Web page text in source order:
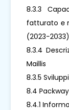
8.3.3
fatturato e
(2023-2033)
8.3.4
Maillis
8.3.5
8.4 Packway
8.4.1